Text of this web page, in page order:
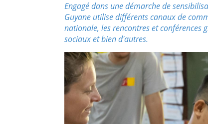
Engagé dans une démarche de
Guyane utilise différents canaux de
nationale, les rencontres et conférences
sociaux et bien d'autres.